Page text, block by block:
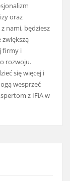
oraz
nami, będziesz
firmy i
rozwoju.
się więcej i
wesprzeć
z IFiA w